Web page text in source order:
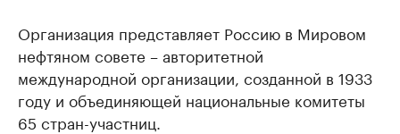
Организация представляет Россию в Мировом
нефтяном совете – авторитетной
международной организации, созданной в 1933
году и объединяющей национальные комитеты
65 стран-участниц.